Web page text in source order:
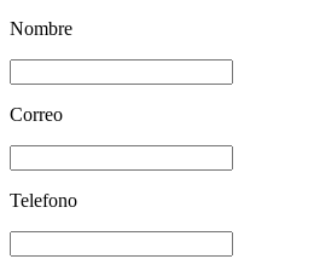
Nombre
Correo
Telefono